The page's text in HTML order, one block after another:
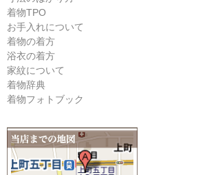
着物TPO
お手入れについて
着物の着方
浴衣の着方
家紋について
着物辞典
着物フォトブック